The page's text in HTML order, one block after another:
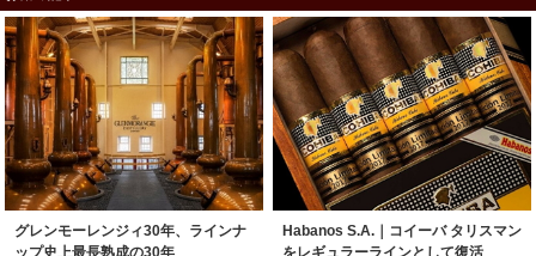
グレンモーレンジィ30年、ラインナ
Habanos S.A.｜コイーバ タリスマン